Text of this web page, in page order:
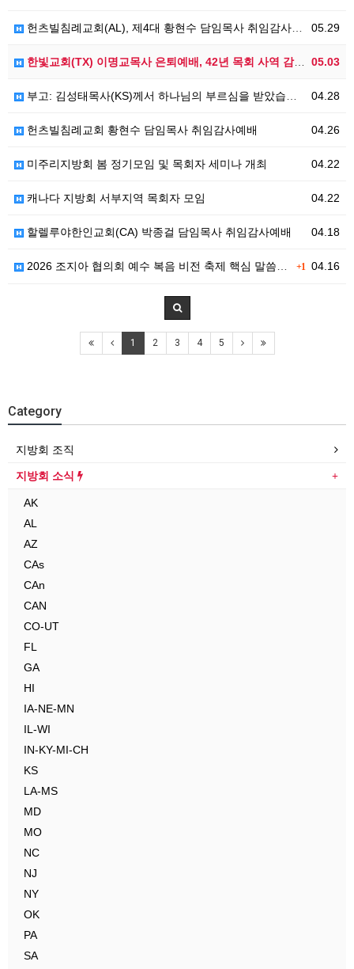
05.29
헌츠빌침례교회(AL), 제4대 황현수 담임목사 취임감사예배 드려
05.03
한빛교회(TX) 이명교목사 은퇴예배, 42년 목회 사역 감사로 마무리
04.28
부고: 김성태목사(KS)께서 하나님의 부르심을 받았습니다.
04.26
헌츠빌침례교회 황현수 담임목사 취임감사예배
04.22
미주리지방회 봄 정기모임 및 목회자 세미나 개최
04.22
캐나다 지방회 서부지역 목회자 모임
04.18
할렐루야한인교회(CA) 박종걸 담임목사 취임감사예배
+104.16
2026 조지아 협의회 예수 복음 비전 축제 핵심 말씀 및 강사 메시지 안내
1 2 3 4 5
Category
지방회 조직
지방회 소식
AK
AL
AZ
CAs
CAn
CAN
CO-UT
FL
GA
HI
IA-NE-MN
IL-WI
IN-KY-MI-CH
KS
LA-MS
MD
MO
NC
NJ
NY
OK
PA
SA